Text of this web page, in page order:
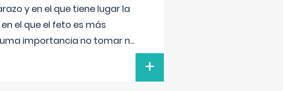
y en el que tiene lugar la
el que el feto es más
importancia no tomar n...
+